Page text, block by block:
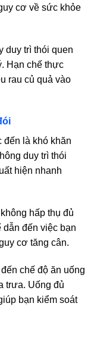
cơ về sức khỏe
duy trì thói quen
Hạn chế thực
rau củ quả vào
đến là khó khăn
duy trì thói
hiện nhanh
hấp thụ đủ
đến việc bạn
cơ tăng cân.
chế độ ăn uống
trưa. Uống đủ
bạn kiểm soát